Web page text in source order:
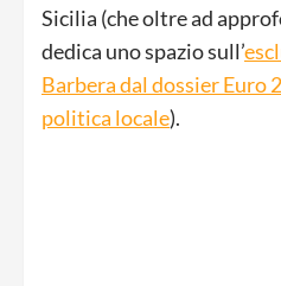
Sicilia (che oltre ad
dedica uno spazio sull’
Barbera dal dossier Euro
politica locale).